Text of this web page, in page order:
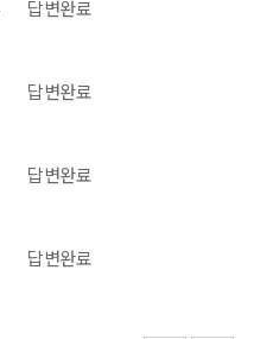
답변완료
답변완료
답변완료
답변완료